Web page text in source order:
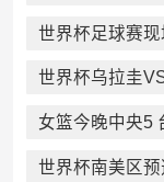
世界杯足球赛现
世界杯乌拉圭
女篮今晚中央5
世界杯南美区